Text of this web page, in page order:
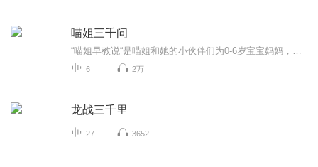
喵姐三千问
6 2万
龙战三千里
27 3652